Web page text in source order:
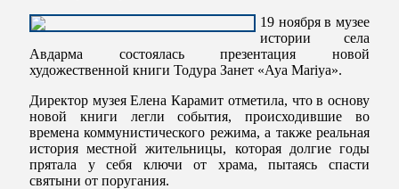
19 ноября в музее
истории села
Авдарма состоялась презентация новой
художественной книги Тодура Занет «Aya Mariya».
Директор музея Елена Карамит отметила, что в основу
новой книги легли события, происходившие во
времена коммунистического режима, а также реальная
история местной жительницы, которая долгие годы
прятала у себя ключи от храма, пытаясь спасти
святыни от поругания.